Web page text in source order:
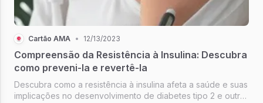
Cartão AMA • 12/13/2023
Compreensão da Resistência à Insulina: Descubra
como preveni-la e revertê-la
Descubra como a resistência à insulina afeta a saúde e suas
implicações no desenvolvimento de diabetes tipo 2 e outras